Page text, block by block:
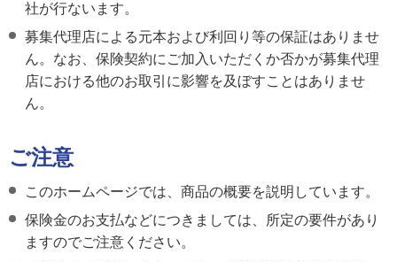
社が行ないます。
募集代理店による元本および利回り等の保証はありませ
ん。なお、保険契約にご加入いただくか否かが募集代理
店における他のお取引に影響を及ぼすことはありませ
ん。
ご注意
このホームページでは、商品の概要を説明しています。
保険金のお支払などにつきましては、所定の要件があり
ますのでご注意ください。